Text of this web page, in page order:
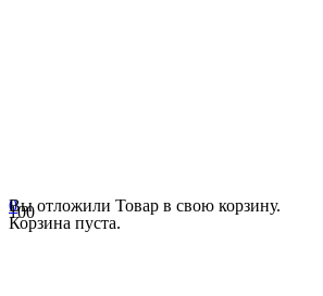
0
Вы отложили Товар в свою корзину.
Корзина пуста.